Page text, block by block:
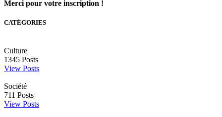
Merci pour votre inscription !
CATÉGORIES
Culture
1345 Posts
View Posts
Société
711 Posts
View Posts